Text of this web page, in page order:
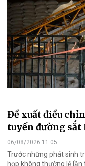
Đề xuất điều
tuyến đường sắt
06/08/2026 11:05
Trước những phát sinh
họp không thường lệ lần